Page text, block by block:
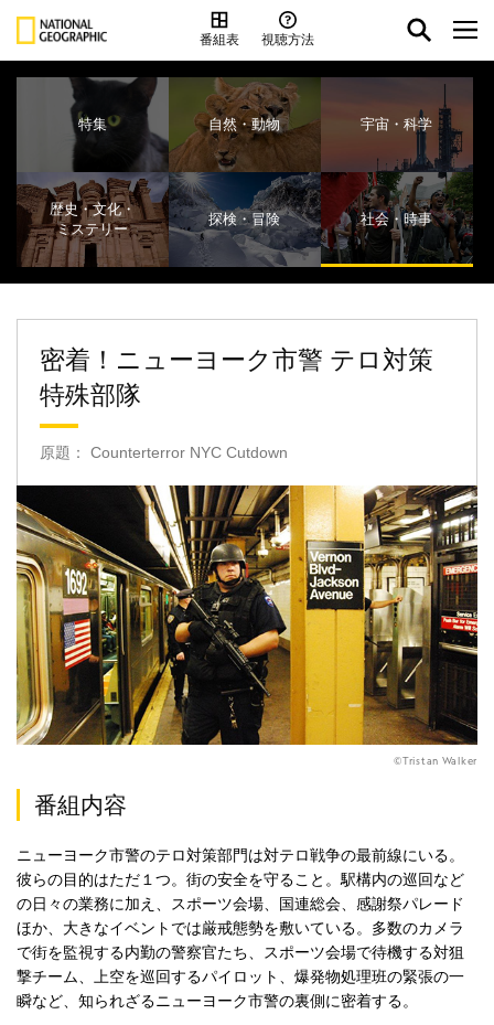
番組表 視聴方法
特集 自然・動物 宇宙・科学
歴史・文化・
ミステリー
探検・冒険 社会・時事
密着！ニューヨーク市警 テロ対策
特殊部隊
原題： Counterterror NYC Cutdown
©Tristan Walker
番組内容
ニューヨーク市警のテロ対策部門は対テロ戦争の最前線にいる。
彼らの目的はただ１つ。街の安全を守ること。駅構内の巡回など
の日々の業務に加え、スポーツ会場、国連総会、感謝祭パレード
ほか、大きなイベントでは厳戒態勢を敷いている。多数のカメラ
で街を監視する内勤の警察官たち、スポーツ会場で待機する対狙
撃チーム、上空を巡回するパイロット、爆発物処理班の緊張の一
瞬など、知られざるニューヨーク市警の裏側に密着する。